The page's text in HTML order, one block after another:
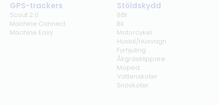
GPS-trackers
Scout 2.0
Machine Connect
Machine Easy
Stöldskydd
Båt
Bil
Motorcykel
Husbil/Husvagn
Fyrhjuling
Åkgräsklippare
Moped
Vattenskoter
Snöskoter